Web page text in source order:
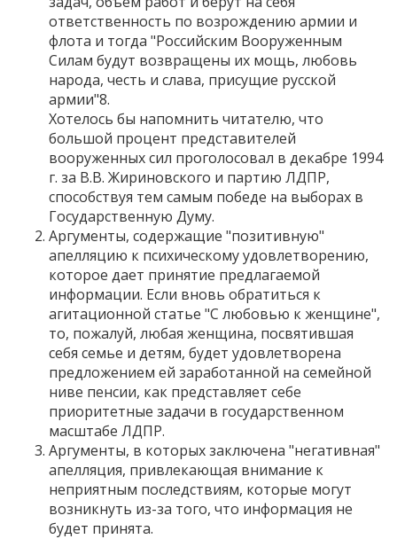
ответственность по возрождению армии и
флота и тогда "Российским Вооруженным
Силам будут возвращены их мощь, любовь
народа, честь и слава, присущие русской
армии"8.
Хотелось бы напомнить читателю, что
большой процент представителей
вооруженных сил проголосовал в декабре 1994
г. за В.В. Жириновского и партию ЛДПР,
способствуя тем самым победе на выборах в
Государственную Думу.
Аргументы, содержащие "позитивную"
апелляцию к психическому удовлетворению,
которое дает принятие предлагаемой
информации. Если вновь обратиться к
агитационной статье "С любовью к женщине",
то, пожалуй, любая женщина, посвятившая
себя семье и детям, будет удовлетворена
предложением ей заработанной на семейной
ниве пенсии, как представляет себе
приоритетные задачи в государственном
масштабе ЛДПР.
Аргументы, в которых заключена "негативная"
апелляция, привлекающая внимание к
неприятным последствиям, которые могут
возникнуть из-за того, что информация не
будет принята.